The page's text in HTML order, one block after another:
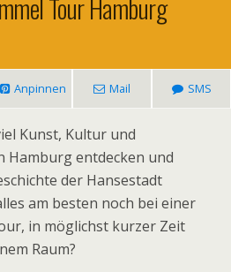
Tour Hamburg
Anpinnen Mail SMS
Kunst, Kultur und
Hamburg entdecken und
der Hansestadt
am besten noch bei einer
in möglichst kurzer Zeit
Raum?